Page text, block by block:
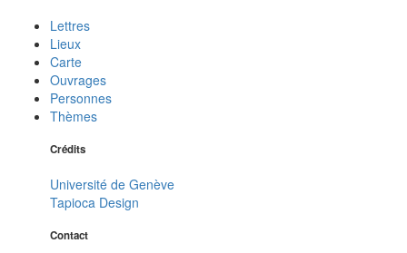
Lettres
Lieux
Carte
Ouvrages
Personnes
Thèmes
Crédits
Université de Genève
Tapioca Design
Contact